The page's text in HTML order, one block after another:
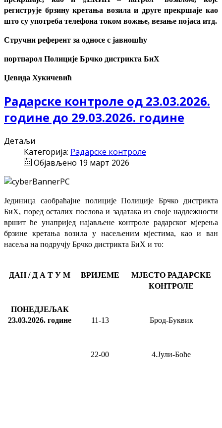
региструје брзину кретања возила и друге прекршаје као
што су употреба телефона током вожње, везање појаса итд.
Стручни референт за односе с јавношћу
портпарол Полиције Брчко дистрикта БиХ
Џевида Хукичевић
Радарске контроле од 23.03.2026.
године до 29.03.2026. године
Детаљи
Категорија: Радарске контроле
Објављено 19 март 2026
Јединица саобраћајне полиције Полиције Брчко дистрикта
БиХ, поред осталих послова и задатака из своје надлежности
вршит ће унапријед најављене контроле радарског мјерења
брзине кретања возила у насељеним мјестима, као и ван
насеља на подручју Брчко дистрикта БиХ и то:
ДАН / Д А Т У М ВРИЈЕМЕ
МЈЕСТО РАДАРСКЕ
КОНТРОЛЕ
ПОНЕДЈЕЉАК
23.03.2026. године 11-13 Брод-Буквик
22-00 4.Јули-Боће